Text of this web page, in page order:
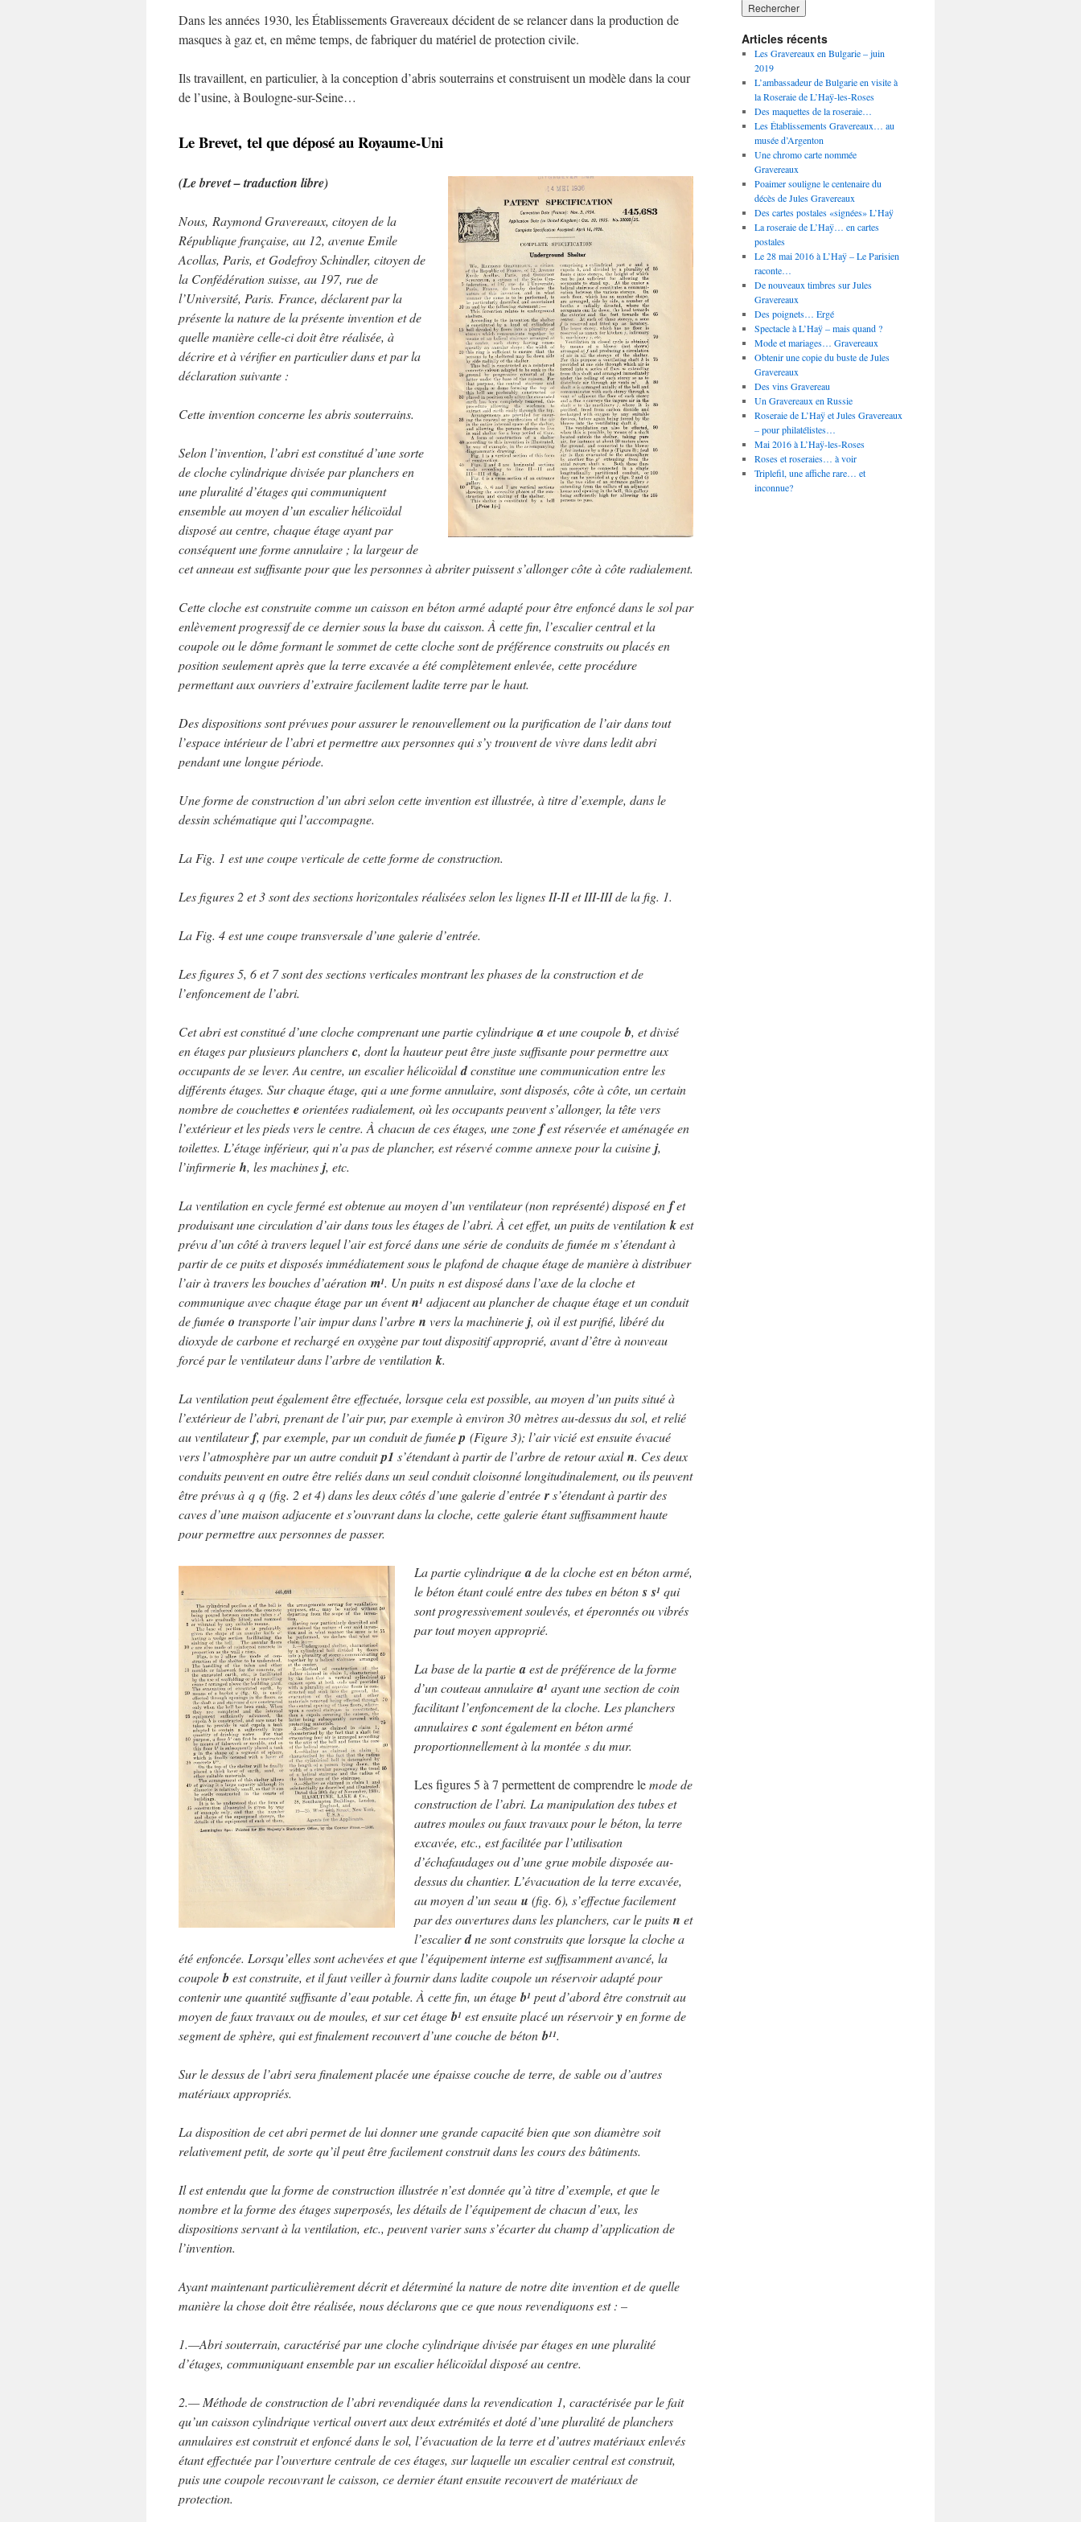
Dans les années 1930, les Établissements Gravereaux décident de se relancer dans la production de
masques à gaz et, en même temps, de fabriquer du matériel de protection civile.
Ils travaillent, en particulier, à la conception d’abris souterrains et construisent un modèle dans la cour
de l’usine, à Boulogne-sur-Seine…
Le Brevet, tel que déposé au Royaume-Uni
(Le brevet – traduction libre)
Nous, Raymond Gravereaux, citoyen de la
République française, au 12, avenue Emile
Acollas, Paris, et Godefroy Schindler, citoyen de
la Confédération suisse, au 197, rue de
l’Université, Paris. France, déclarent par la
présente la nature de la présente invention et de
quelle manière celle-ci doit être réalisée, à
décrire et à vérifier en particulier dans et par la
déclaration suivante :
Cette invention concerne les abris souterrains.
Selon l’invention, l’abri est constitué d’une sorte
de cloche cylindrique divisée par planchers en
une pluralité d’étages qui communiquent
ensemble au moyen d’un escalier hélicoïdal
disposé au centre, chaque étage ayant par
conséquent une forme annulaire ; la largeur de
cet anneau est suffisante pour que les personnes à abriter puissent s’allonger côte à côte radialement.
Cette cloche est construite comme un caisson en béton armé adapté pour être enfoncé dans le sol par
enlèvement progressif de ce dernier sous la base du caisson. À cette fin, l’escalier central et la
coupole ou le dôme formant le sommet de cette cloche sont de préférence construits ou placés en
position seulement après que la terre excavée a été complètement enlevée, cette procédure
permettant aux ouvriers d’extraire facilement ladite terre par le haut.
Des dispositions sont prévues pour assurer le renouvellement ou la purification de l’air dans tout
l’espace intérieur de l’abri et permettre aux personnes qui s’y trouvent de vivre dans ledit abri
pendant une longue période.
Une forme de construction d’un abri selon cette invention est illustrée, à titre d’exemple, dans le
dessin schématique qui l’accompagne.
La Fig. 1 est une coupe verticale de cette forme de construction.
Les figures 2 et 3 sont des sections horizontales réalisées selon les lignes II-II et III-III de la fig. 1.
La Fig. 4 est une coupe transversale d’une galerie d’entrée.
Les figures 5, 6 et 7 sont des sections verticales montrant les phases de la construction et de
l’enfoncement de l’abri.
Cet abri est constitué d’une cloche comprenant une partie cylindriqueaet une coupoleb, et divisé
en étages par plusieurs planchers c, dont la hauteur peut être juste suffisante pour permettre aux
occupants de se lever. Au centre, un escalier hélicoïdaldconstitue une communication entre les
différents étages. Sur chaque étage, qui a une forme annulaire, sont disposés, côte à côte, un certain
nombre de couchettes eorientées radialement, où les occupants peuvent s’allonger, la tête vers
l’extérieur et les pieds vers le centre. À chacun de ces étages, une zone fest réservée et aménagée en
toilettes. L’étage inférieur, qui n’a pas de plancher, est réservé comme annexe pour la cuisine j,
l’infirmerie h, les machines j, etc.
La ventilation en cycle fermé est obtenue au moyen d’un ventilateur (non représenté) disposé en fet
produisant une circulation d’air dans tous les étages de l’abri. À cet effet, un puits de ventilation kest
prévu d’un côté à travers lequel l’air est forcé dans une série de conduits de fumée m s’étendant à
partir de ce puits et disposés immédiatement sous le plafond de chaque étage de manière à distribuer
l’air à travers les bouches d’aération m1. Un puits n est disposé dans l’axe de la cloche et
communique avec chaque étage par un éventn1 adjacent au plancher de chaque étage et un conduit
de fumée o transporte l’air impur dans l’arbre n vers la machinerie j, où il est purifié, libéré du
dioxyde de carbone et rechargé en oxygène par tout dispositif approprié, avant d’être à nouveau
forcé par le ventilateur dans l’arbre de ventilation k.
La ventilation peut également être effectuée, lorsque cela est possible, au moyen d’un puits situé à
l’extérieur de l’abri, prenant de l’air pur, par exemple à environ 30 mètres au-dessus du sol, et relié
au ventilateurf, par exemple, par un conduit de fuméep (Figure 3); l’air vicié est ensuite évacué
vers l’atmosphère par un autre conduitp1 s’étendant à partir de l’arbre de retour axialn. Ces deux
conduits peuvent en outre être reliés dans un seul conduit cloisonné longitudinalement, ou ils peuvent
être prévus à q q (fig. 2 et 4) dans les deux côtés d’une galerie d’entrée rs’étendant à partir des
caves d’une maison adjacente et s’ouvrant dans la cloche, cette galerie étant suffisamment haute
pour permettre aux personnes de passer.
La partie cylindriqueade la cloche est en béton armé,
le béton étant coulé entre des tubes en bétons s1 qui
sont progressivement soulevés, et éperonnés ou vibrés
par tout moyen approprié.
La base de la partieaest de préférence de la forme
d’un couteau annulairea1 ayant une section de coin
facilitant l’enfoncement de la cloche. Les planchers
annulaires csont également en béton armé
proportionnellement à la montée s du mur.
Les figures 5 à 7 permettent de comprendre lemode de
construction de l’abri. La manipulation des tubes et
autres moules ou faux travaux pour le béton, la terre
excavée, etc., est facilitée par l’utilisation
d’échafaudages ou d’une grue mobile disposée au-
dessus du chantier. L’évacuation de la terre excavée,
au moyen d’un seau u (fig. 6), s’effectue facilement
par des ouvertures dans les planchers, car le puits n et
l’escalierdne sont construits que lorsque la cloche a
été enfoncée. Lorsqu’elles sont achevées et que l’équipement interne est suffisamment avancé, la
coupoleb est construite, et il faut veiller à fournir dans ladite coupole un réservoir adapté pour
contenir une quantité suffisante d’eau potable. À cette fin, un étageb1 peut d’abord être construit au
moyen de faux travaux ou de moules, et sur cet étageb1 est ensuite placé un réservoiryen forme de
segment de sphère, qui est finalement recouvert d’une couche de bétonb11.
Sur le dessus de l’abri sera finalement placée une épaisse couche de terre, de sable ou d’autres
matériaux appropriés.
La disposition de cet abri permet de lui donner une grande capacité bien que son diamètre soit
relativement petit, de sorte qu’il peut être facilement construit dans les cours des bâtiments.
Il est entendu que la forme de construction illustrée n’est donnée qu’à titre d’exemple, et que le
nombre et la forme des étages superposés, les détails de l’équipement de chacun d’eux, les
dispositions servant à la ventilation, etc., peuvent varier sans s’écarter du champ d’application de
l’invention.
Ayant maintenant particulièrement décrit et déterminé la nature de notre dite invention et de quelle
manière la chose doit être réalisée, nous déclarons que ce que nous revendiquons est : –
1.—Abri souterrain, caractérisé par une cloche cylindrique divisée par étages en une pluralité
d’étages, communiquant ensemble par un escalier hélicoïdal disposé au centre.
2.— Méthode de construction de l’abri revendiquée dans la revendication 1, caractérisée par le fait
qu’un caisson cylindrique vertical ouvert aux deux extrémités et doté d’une pluralité de planchers
annulaires est construit et enfoncé dans le sol, l’évacuation de la terre et d’autres matériaux enlevés
étant effectuée par l’ouverture centrale de ces étages, sur laquelle un escalier central est construit,
puis une coupole recouvrant le caisson, ce dernier étant ensuite recouvert de matériaux de
protection.
Articles récents
Les Gravereaux en Bulgarie – juin
2019
L’ambassadeur de Bulgarie en visite à
la Roseraie de L’Haÿ-les-Roses
Des maquettes de la roseraie…
Les Établissements Gravereaux… au
musée d’Argenton
Une chromo carte nommée
Gravereaux
Poaimer souligne le centenaire du
décès de Jules Gravereaux
Des cartes postales «signées» L’Haÿ
La roseraie de L’Haÿ… en cartes
postales
Le 28 mai 2016 à L’Haÿ – Le Parisien
raconte…
De nouveaux timbres sur Jules
Gravereaux
Des poignets… Ergé
Spectacle à L’Haÿ – mais quand ?
Mode et mariages… Gravereaux
Obtenir une copie du buste de Jules
Gravereaux
Des vins Gravereau
Un Gravereaux en Russie
Roseraie de L’Haÿ et Jules Gravereaux
– pour philatélistes…
Mai 2016 à L’Haÿ-les-Roses
Roses et roseraies… à voir
Triplefil, une affiche rare… et
inconnue?